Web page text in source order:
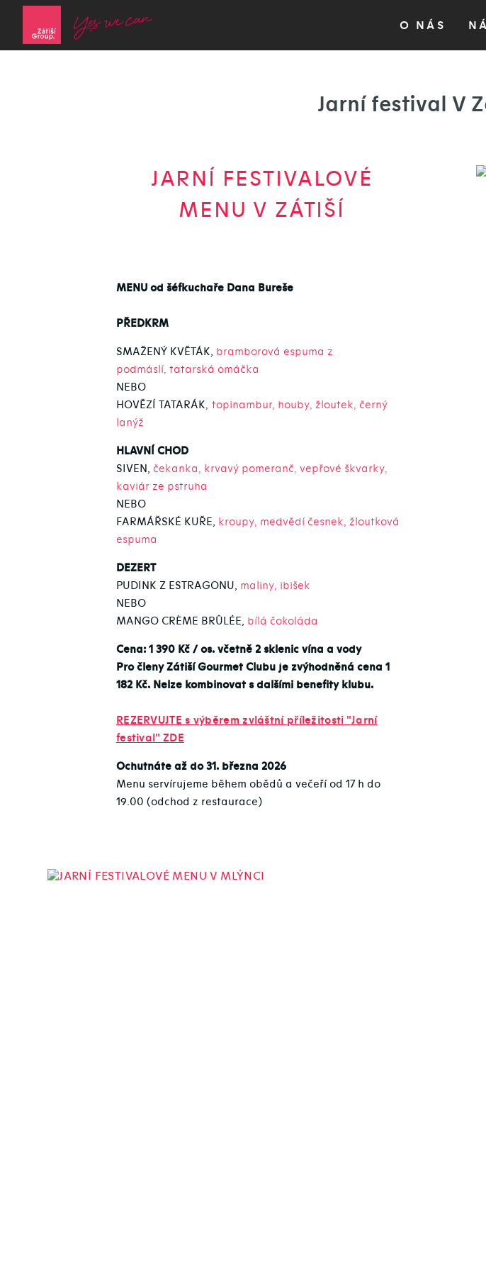
O NÁS
Jarní festival V
JARNÍ FESTIVALOVÉ
MENU V ZÁTIŠÍ
MENU od šéfkuchaře Dana Bureše
PŘEDKRM
SMAŽENÝ KVĚTÁK, bramborová espuma z
podmáslí, tatarská omáčka
NEBO
HOVĚZÍ TATARÁK, topinambur, houby, žloutek, černý
lanýž
HLAVNÍ CHOD
SIVEN, čekanka, krvavý pomeranč, vepřové škvarky,
kaviár ze pstruha
NEBO
FARMÁŘSKÉ KUŘE, kroupy, medvědí česnek, žloutková
espuma
DEZERT
PUDINK Z ESTRAGONU, maliny, ibišek
NEBO
MANGO CRÈME BRÛLÉE, bílá čokoláda
Cena: 1 390 Kč / os. včetně 2 sklenic vína a vody
Pro členy Zátiší Gourmet Clubu je zvýhodněná cena 1
182 Kč. Nelze kombinovat s dalšími benefity klubu.
REZERVUJTE s výběrem zvláštní příležitosti "Jarní
festival" ZDE
Ochutnáte až do 31. března 2026
Menu servírujeme během obědů a večeří od 17 h do
19.00 (odchod z restaurace)